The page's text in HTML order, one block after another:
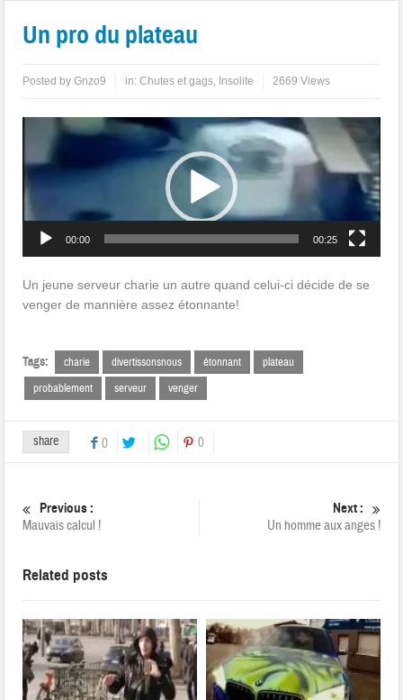
Un pro du plateau
Posted byGnzo9 in:Chutes et gags, Insolite 2669 Views
Lecteur
00:00 00:25
Un jeune serveur charie un autre quand celui-ci décide de se
venger de mannière assez étonnante!
Tags: charie divertissonsnous étonnant
plateau
probablement
serveur venger
share 0 0
Previous :
Mauvais calcul !
Next :
Un homme aux anges !
Related posts